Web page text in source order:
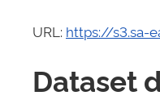
URL: https://s3.sa-
Dataset